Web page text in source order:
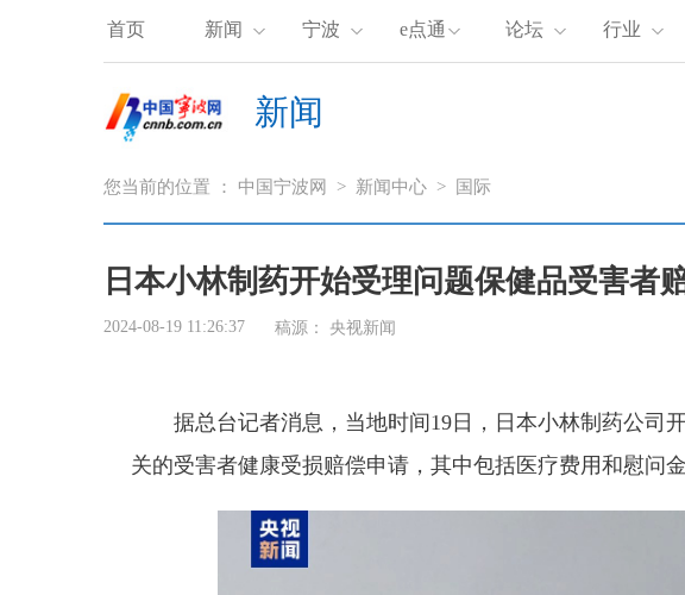
首页 新闻 宁波 e点通 论坛 行业
新闻
您当前的位置 ： 中国宁波网 > 新闻中心 > 国际
日本小林制药开始受理问题保健品受害者
2024-08-19 11:26:37 稿源： 央视新闻
据总台记者消息，当地时间19日，日本小林制药公司
关的受害者健康受损赔偿申请，其中包括医疗费用和慰问金